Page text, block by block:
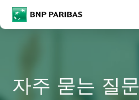
BNP Paribas
검색할 용어를 입력하십시오
자주 묻는 질문